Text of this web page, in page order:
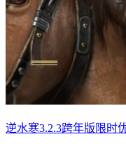
逆水寒3.2.3跨年版限时